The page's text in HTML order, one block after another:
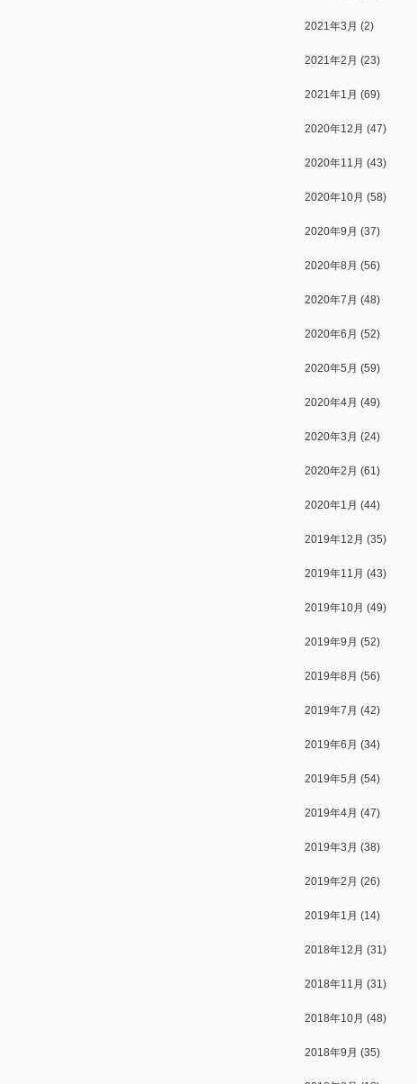
2021年3月 (2)
2021年2月 (23)
2021年1月 (69)
2020年12月 (47)
2020年11月 (43)
2020年10月 (58)
2020年9月 (37)
2020年8月 (56)
2020年7月 (48)
2020年6月 (52)
2020年5月 (59)
2020年4月 (49)
2020年3月 (24)
2020年2月 (61)
2020年1月 (44)
2019年12月 (35)
2019年11月 (43)
2019年10月 (49)
2019年9月 (52)
2019年8月 (56)
2019年7月 (42)
2019年6月 (34)
2019年5月 (54)
2019年4月 (47)
2019年3月 (38)
2019年2月 (26)
2019年1月 (14)
2018年12月 (31)
2018年11月 (31)
2018年10月 (48)
2018年9月 (35)